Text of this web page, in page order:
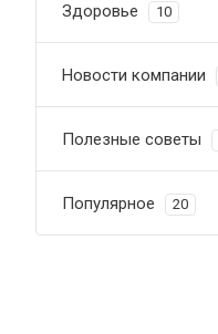
Здоровье 10
Новости компании
Полезные советы
Популярное 20